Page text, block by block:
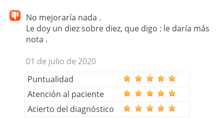
No mejoraría nada .
Le doy un diez sobre diez, que digo : le daría más
nota .
01 de julio de 2020
Puntualidad
Atención al paciente
Acierto del diagnóstico